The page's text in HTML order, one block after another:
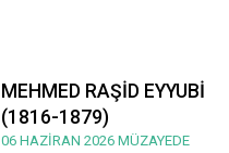
MEHMED RAŞİD EYYUBİ
(1816-1879)
06 HAZİRAN 2026 MÜZAYEDE